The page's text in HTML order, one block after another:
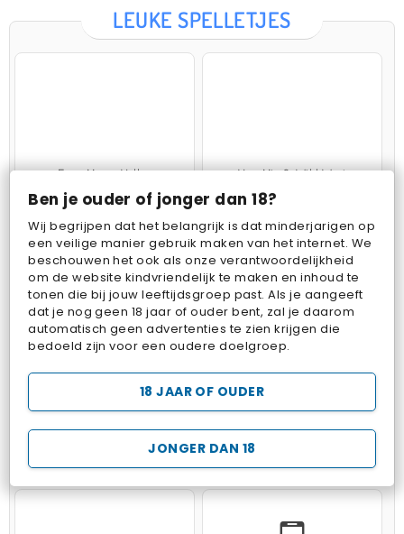
Ben je ouder of jonger dan 18?
Wij begrijpen dat het belangrijk is dat minderjarigen op
een veilige manier gebruik maken van het internet. We
beschouwen het ook als onze verantwoordelijkheid
om de website kindvriendelijk te maken en inhoud te
tonen die bij jouw leeftijdsgroep past. Als je aangeeft
dat je nog geen 18 jaar of ouder bent, zal je daarom
automatisch geen advertenties te zien krijgen die
bedoeld zijn voor een oudere doelgroep.
JONGER DAN 18
18 JAAR OF OUDER
LEUKE SPELLETJES
Farm Merge Valley VegaMix 2: Wild West
Pop Fruit Bubbits
Hospital Surgeon Doctor Game Potion Sort